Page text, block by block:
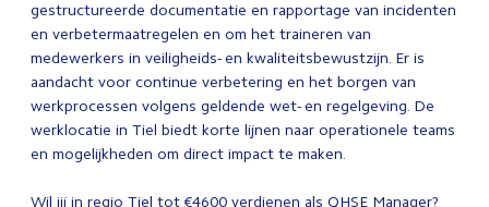
gestructureerde documentatie en rapportage van incidenten
en verbetermaatregelen en om het traineren van
medewerkers in veiligheids- en kwaliteitsbewustzijn. Er is
aandacht voor continue verbetering en het borgen van
werkprocessen volgens geldende wet- en regelgeving. De
werklocatie in Tiel biedt korte lijnen naar operationele teams
en mogelijkheden om direct impact te maken.
Wil jij in regio Tiel tot €4600 verdienen als QHSE Manager?